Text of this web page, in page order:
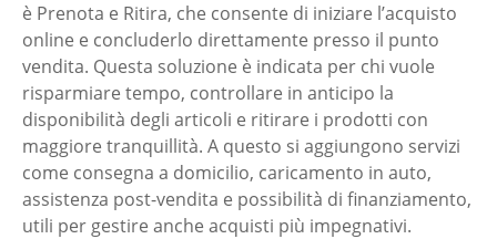
è Prenota e Ritira, che consente di iniziare l’acquisto
online e concluderlo direttamente presso il punto
vendita. Questa soluzione è indicata per chi vuole
risparmiare tempo, controllare in anticipo la
disponibilità degli articoli e ritirare i prodotti con
maggiore tranquillità. A questo si aggiungono servizi
come consegna a domicilio, caricamento in auto,
assistenza post-vendita e possibilità di finanziamento,
utili per gestire anche acquisti più impegnativi.